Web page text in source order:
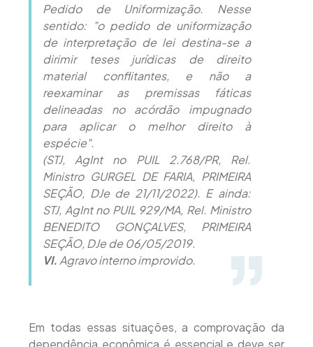
Pedido de Uniformização. Nesse
sentido: "o pedido de uniformização
de interpretação de lei destina-se a
dirimir teses jurídicas de direito
material conflitantes, e não a
reexaminar as premissas fáticas
delineadas no acórdão impugnado
para aplicar o melhor direito à
espécie".
(STJ, AgInt no PUIL 2.768/PR, Rel.
Ministro GURGEL DE FARIA, PRIMEIRA
SEÇÃO, DJe de 21/11/2022). E ainda:
STJ, AgInt no PUIL 929/MA, Rel. Ministro
BENEDITO GONÇALVES, PRIMEIRA
SEÇÃO, DJe de 06/05/2019.
VI. Agravo interno improvido.
Em todas essas situações, a comprovação da
dependência econômica é essencial e deve ser